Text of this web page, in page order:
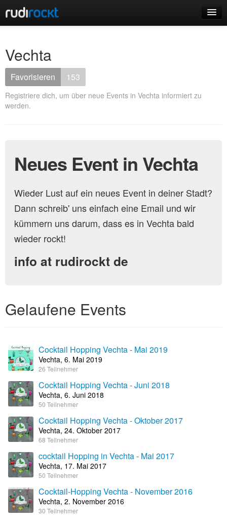
Events
Login
Vechta
Favorisieren 153
Registriere dich, um über neue Events in Vechta informiert zu
werden.
Neues Event in Vechta
Wieder Lust auf ein neues Event in deiner Stadt?
Dann schreib' uns einfach eine Email und wir
kümmern uns darum, dass es in Vechta bald
wieder rockt!
info at rudirockt de
Gelaufene Events
Cocktail Hopping Vechta - Mai 2019
Vechta, 6. Mai 2019
26 Teilnehmer
Cocktail Hopping Vechta - Juni 2018
Vechta, 6. Juni 2018
50 Teilnehmer
Cocktail Hopping Vechta - Oktober 2017
Vechta, 24. Oktober 2017
68 Teilnehmer
cocktail Hopping in Vechta - Mai 2017
Vechta, 17. Mai 2017
50 Teilnehmer
Cocktail-Hopping Vechta - November 2016
Vechta, 2. November 2016
30 Teilnehmer